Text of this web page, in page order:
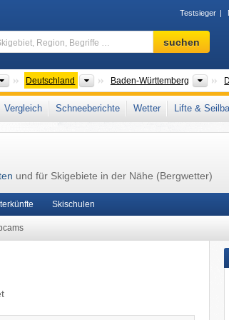
Testsieger
Skigebiet,
Region,
…
suchen
Kontinente
Deutschland LänderBaden-Württemberg
Tuttlingen Schwäbische Alb Freiburg (Bezirk),
Vergleich Schneeberichte Wetter Lifte &
und für Skigebiete in der Nähe (Bergwetter)
Skischulen